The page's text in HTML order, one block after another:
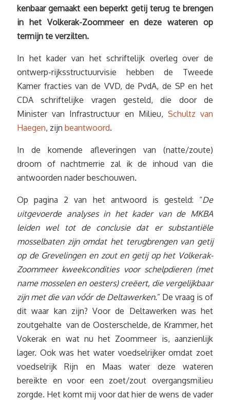
kenbaar gemaakt een beperkt getij terug te brengen
in het Volkerak-Zoommeer en deze wateren op
termijn te verzilten.
In het kader van het schriftelijk overleg over de
ontwerp-rijksstructuurvisie hebben de Tweede
Kamer fracties van de VVD, de PvdA, de SP en het
CDA schriftelijke vragen gesteld, die door de
Minister van Infrastructuur en Milieu, Schultz van
Haegen, zijn beantwoord.
In de komende afleveringen van (natte/zoute)
droom of nachtmerrie zal ik de inhoud van die
antwoorden nader beschouwen.
Op pagina 2 van het antwoord is gesteld: “De
uitgevoerde analyses in het kader van de MKBA
leiden wel tot de conclusie dat er substantiële
mosselbaten zijn omdat het terugbrengen van getij
op de Grevelingen en zout en getij op het Volkerak-
Zoommeer kweekcondities voor schelpdieren (met
name mosselen en oesters) creëert, die vergelijkbaar
zijn met die van vóór de Deltawerken.” De vraag is of
dit waar kan zijn? Voor de Deltawerken was het
zoutgehalte van de Oosterschelde, de Krammer, het
Vokerak en wat nu het Zoommeer is, aanzienlijk
lager. Ook was het water voedselrijker omdat zoet
voedselrijk Rijn en Maas water deze wateren
bereikte en voor een zoet/zout overgangsmilieu
zorgde. Het komt mij voor dat hier de wens de vader